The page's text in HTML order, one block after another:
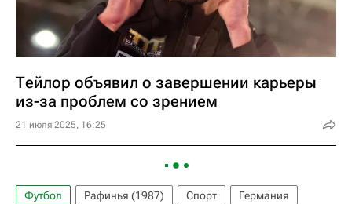
Тейлор объявил о завершении карьеры
из-за проблем со зрением
21 июля 2025, 16:25
Футбол Рафинья (1987) Спорт
Германия